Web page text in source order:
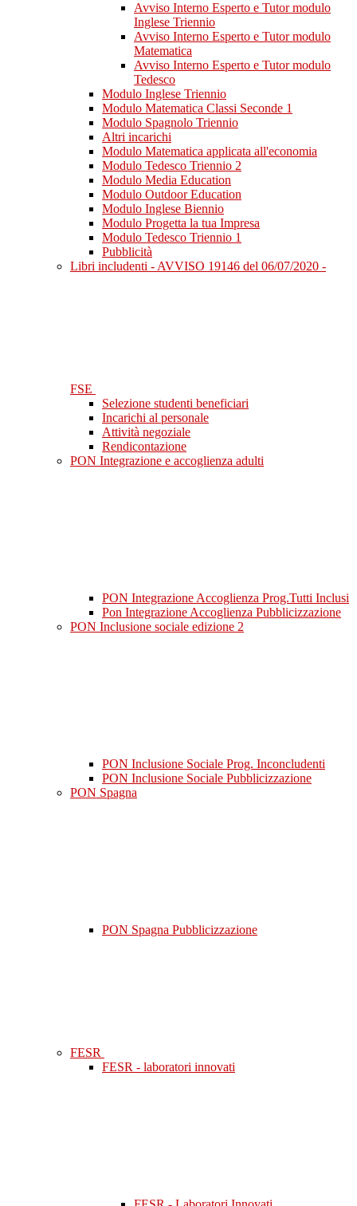
Avviso Interno Esperto e Tutor modulo
Inglese Triennio
Avviso Interno Esperto e Tutor modulo
Matematica
Avviso Interno Esperto e Tutor modulo
Tedesco
Modulo Inglese Triennio
Modulo Matematica Classi Seconde 1
Modulo Spagnolo Triennio
Altri incarichi
Modulo Matematica applicata all'economia
Modulo Tedesco Triennio 2
Modulo Media Education
Modulo Outdoor Education
Modulo Inglese Biennio
Modulo Progetta la tua Impresa
Modulo Tedesco Triennio 1
Pubblicità
Libri includenti - AVVISO 19146 del 06/07/2020 -
FSE
Selezione studenti beneficiari
Incarichi al personale
Attività negoziale
Rendicontazione
PON Integrazione e accoglienza adulti
PON Integrazione Accoglienza Prog.Tutti Inclusi
Pon Integrazione Accoglienza Pubblicizzazione
PON Inclusione sociale edizione 2
PON Inclusione Sociale Prog. Inconcludenti
PON Inclusione Sociale Pubblicizzazione
PON Spagna
PON Spagna Pubblicizzazione
FESR
FESR - laboratori innovati